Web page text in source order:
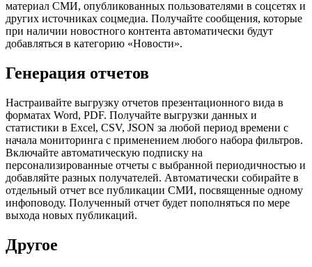
материал СМИ, опубликованных пользователями в соцсетях и
других источниках соцмедиа. Получайте сообщения, которые
при наличии новостного контента автоматически будут
добавляться в категорию «Новости».
Генерация отчетов
Настраивайте выгрузку отчетов презентационного вида в
форматах Word, PDF. Получайте выгрузки данных и
статистики в Excel, CSV, JSON за любой период времени с
начала мониторинга с применением любого набора фильтров.
Включайте автоматическую подписку на
персонализированные отчеты с выбранной периодичностью и
добавляйте разных получателей. Автоматически собирайте в
отдельный отчет все публикации СМИ, посвященные одному
инфоповоду. Полученный отчет будет пополняться по мере
выхода новых публикаций.
Другое